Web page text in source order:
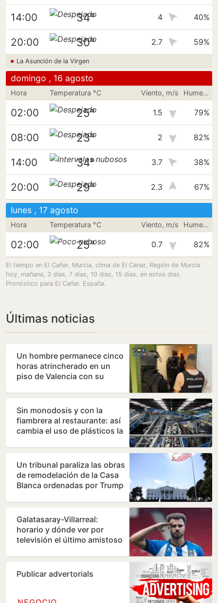
14:00 34° 4 40%
20:00 30° 2.7 59%
La Asunción de la Virgen
domingo , 16 agosto
Hora Temperatura °C Viento, m/s Humedad
02:00 25° 1.5 79%
08:00 23° 2 82%
14:00 34° 3.7 38%
20:00 29° 2.3 67%
lunes , 17 agosto
Hora Temperatura °C Viento, m/s Humedad
02:00 25° 0.7 82%
El tiempo en El Cañar, Murcia, clima de El Canar, Región de Murcia
hoy, mañana, 3 días, 7 días, 10 días, 15 días, en estos días.
Pronóstico para El Cañar. España.
Últimas noticias
Un hombre permanece cinco
horas atrincherado en un
piso de Valencia con su
Sin monodosis y con la
fiambrera al restaurante: así
cambia el uso de plásticos la
Un tribunal paraliza las obras
de remodelación de la Casa
Blanca ordenadas por Trump
Galatasaray-Villarreal:
horario y dónde ver por
televisión el último amistoso
Publicar advertorials